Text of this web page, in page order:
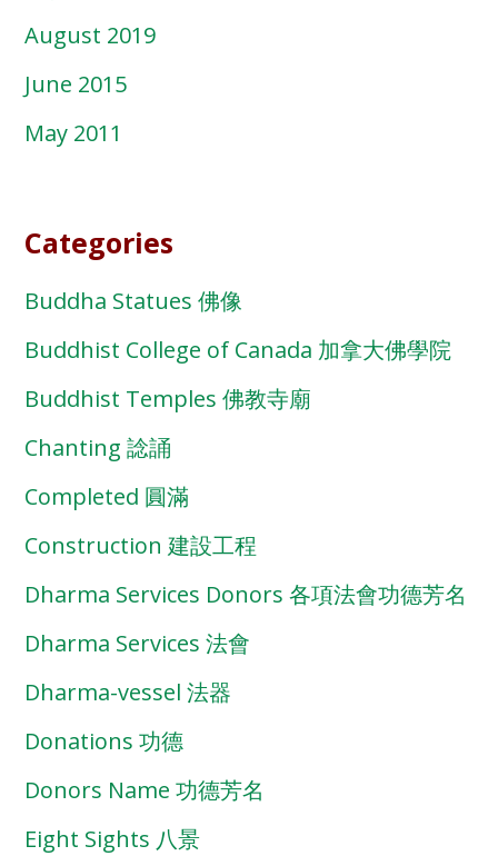
August 2019
June 2015
May 2011
Categories
Buddha Statues 佛像
Buddhist College of Canada 加拿大佛學院
Buddhist Temples 佛教寺廟
Chanting 諗誦
Completed 圓滿
Construction 建設工程
Dharma Services Donors 各項法會功德芳名
Dharma Services 法會
Dharma-vessel 法器
Donations 功德
Donors Name 功德芳名
Eight Sights 八景